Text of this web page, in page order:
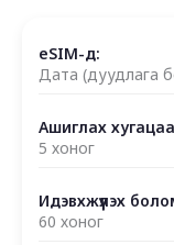
eSIM-д:
Дата (дуудлага
Ашиглах
5 хоног
Идэвхжүүлэх
60 хоног